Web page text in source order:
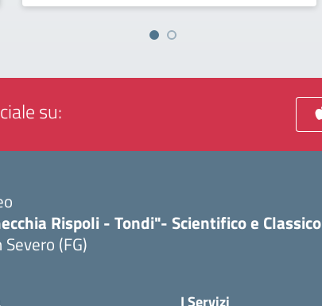
su:
Rispoli - Tondi"- Scientifico e Classico
Severo (FG)
I Servizi